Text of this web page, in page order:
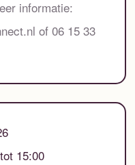
informatie:
of 06 15 33
15:00